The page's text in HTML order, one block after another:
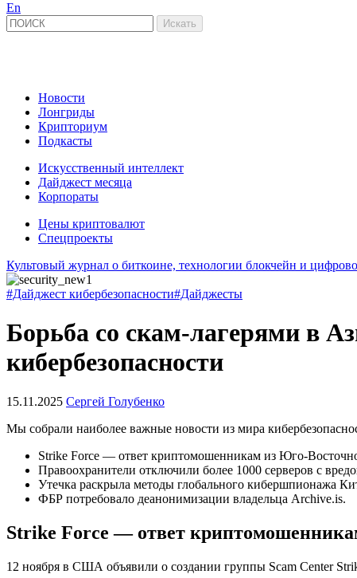
En
Новости
Лонгриды
Крипториум
Подкасты
Искусственный интеллект
Дайджест месяца
Корпораты
Цены криптовалют
Спецпроекты
Культовый журнал о биткоине, технологии блокчейн и
#Дайджест кибербезопасности#Дайджесты
Борьба со скам-лагерями в
кибербезопасности
15.11.2025 Сергей Голубенко
Мы собрали наиболее важные новости из мира
Strike Force — ответ криптомошенникам из Юго-
Правоохранители отключили более 1000 серверов с
Утечка раскрыла методы глобального кибершпионажа
ФБР потребовало деанонимизации владельца Archive.is.
Strike Force — ответ
12 ноября в США объявили о создании группы Scam Center